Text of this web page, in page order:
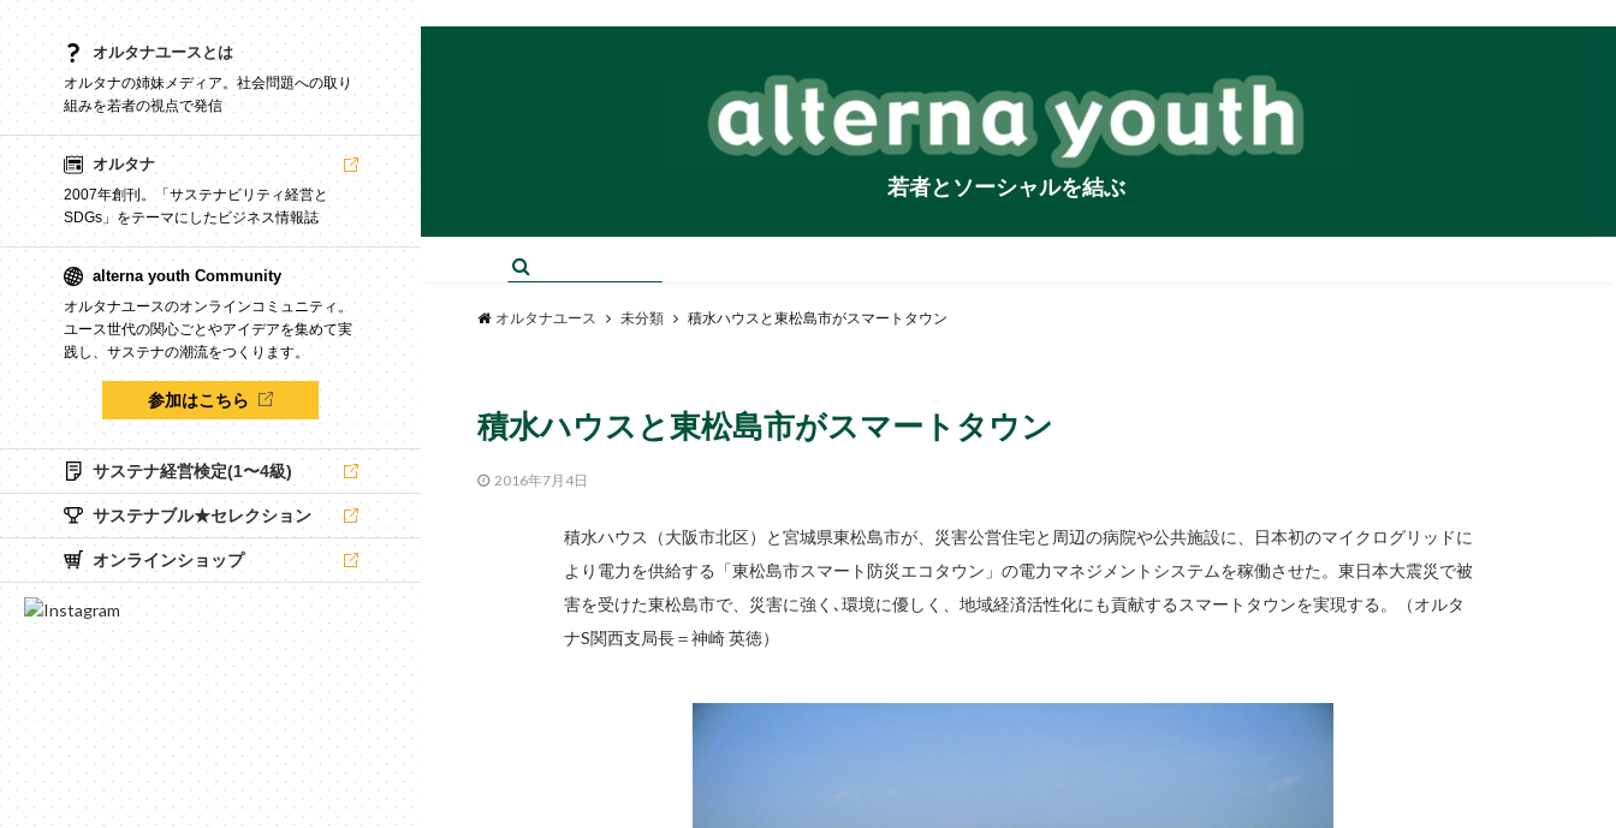
オルタナユースとは
オルタナの姉妹メディア。社会問題への取り
組みを若者の視点で発信
オルタナ
2007年創刊。「サステナビリティ経営と
SDGs」をテーマにしたビジネス情報誌
alterna youth Community
オルタナユースのオンラインコミュニティ。
ユース世代の関心ごとやアイデアを集めて実
践し、サステナの潮流をつくります。
参加はこちら
サステナ経営検定(1〜4級)
サステナブル★セレクション
オンラインショップ
若者とソーシャルを結ぶ
オルタナユース 未分類 積水ハウスと東松島市がスマートタウン
積水ハウスと東松島市がスマートタウン
2016年7月4日
積水ハウス（大阪市北区）と宮城県東松島市が、災害公営住宅と周辺の病院や公共施設に、日本初のマイクログリッドに
より電力を供給する「東松島市スマート防災エコタウン」の電力マネジメントシステムを稼働させた。東日本大震災で被
害を受けた東松島市で、災害に強く､環境に優しく、地域経済活性化にも貢献するスマートタウンを実現する。（オルタ
ナS関西支局長＝神崎 英徳）